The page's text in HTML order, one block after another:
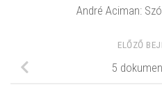
André Aciman:
ELŐZŐ
5